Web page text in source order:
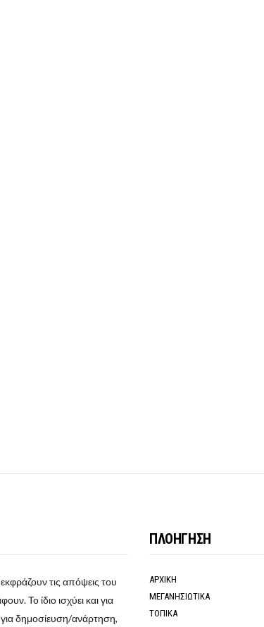
τις απόψεις του
Το ίδιο ισχύει και για
δημοσίευση/ανάρτηση,
ΠΛΟΗΓΗΣΗ
ΑΡΧΙΚΗ
ΜΕΓΑΝΗΣΙΩΤΙΚΑ
ΤΟΠΙΚΑ